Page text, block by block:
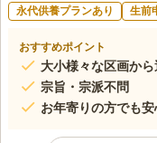
永代供養プランあり 生前
おすすめポイント
大小様々な区画から
宗旨・宗派不問
お年寄りの方でも安